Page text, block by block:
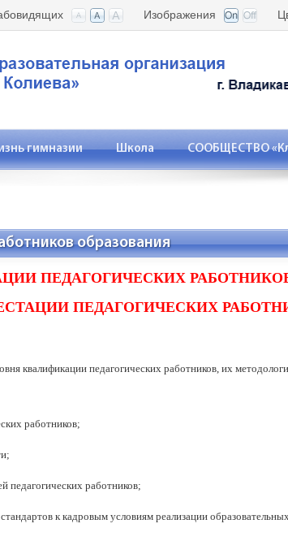
Изображения
гимназии Школа СООБЩЕСТВО
образования
ПЕДАГОГИЧЕСКИХ
ПЕДАГОГИЧЕСКИХ
квалификации педагогических работников, их
работников;
педагогических работников;
к кадровым условиям реализации